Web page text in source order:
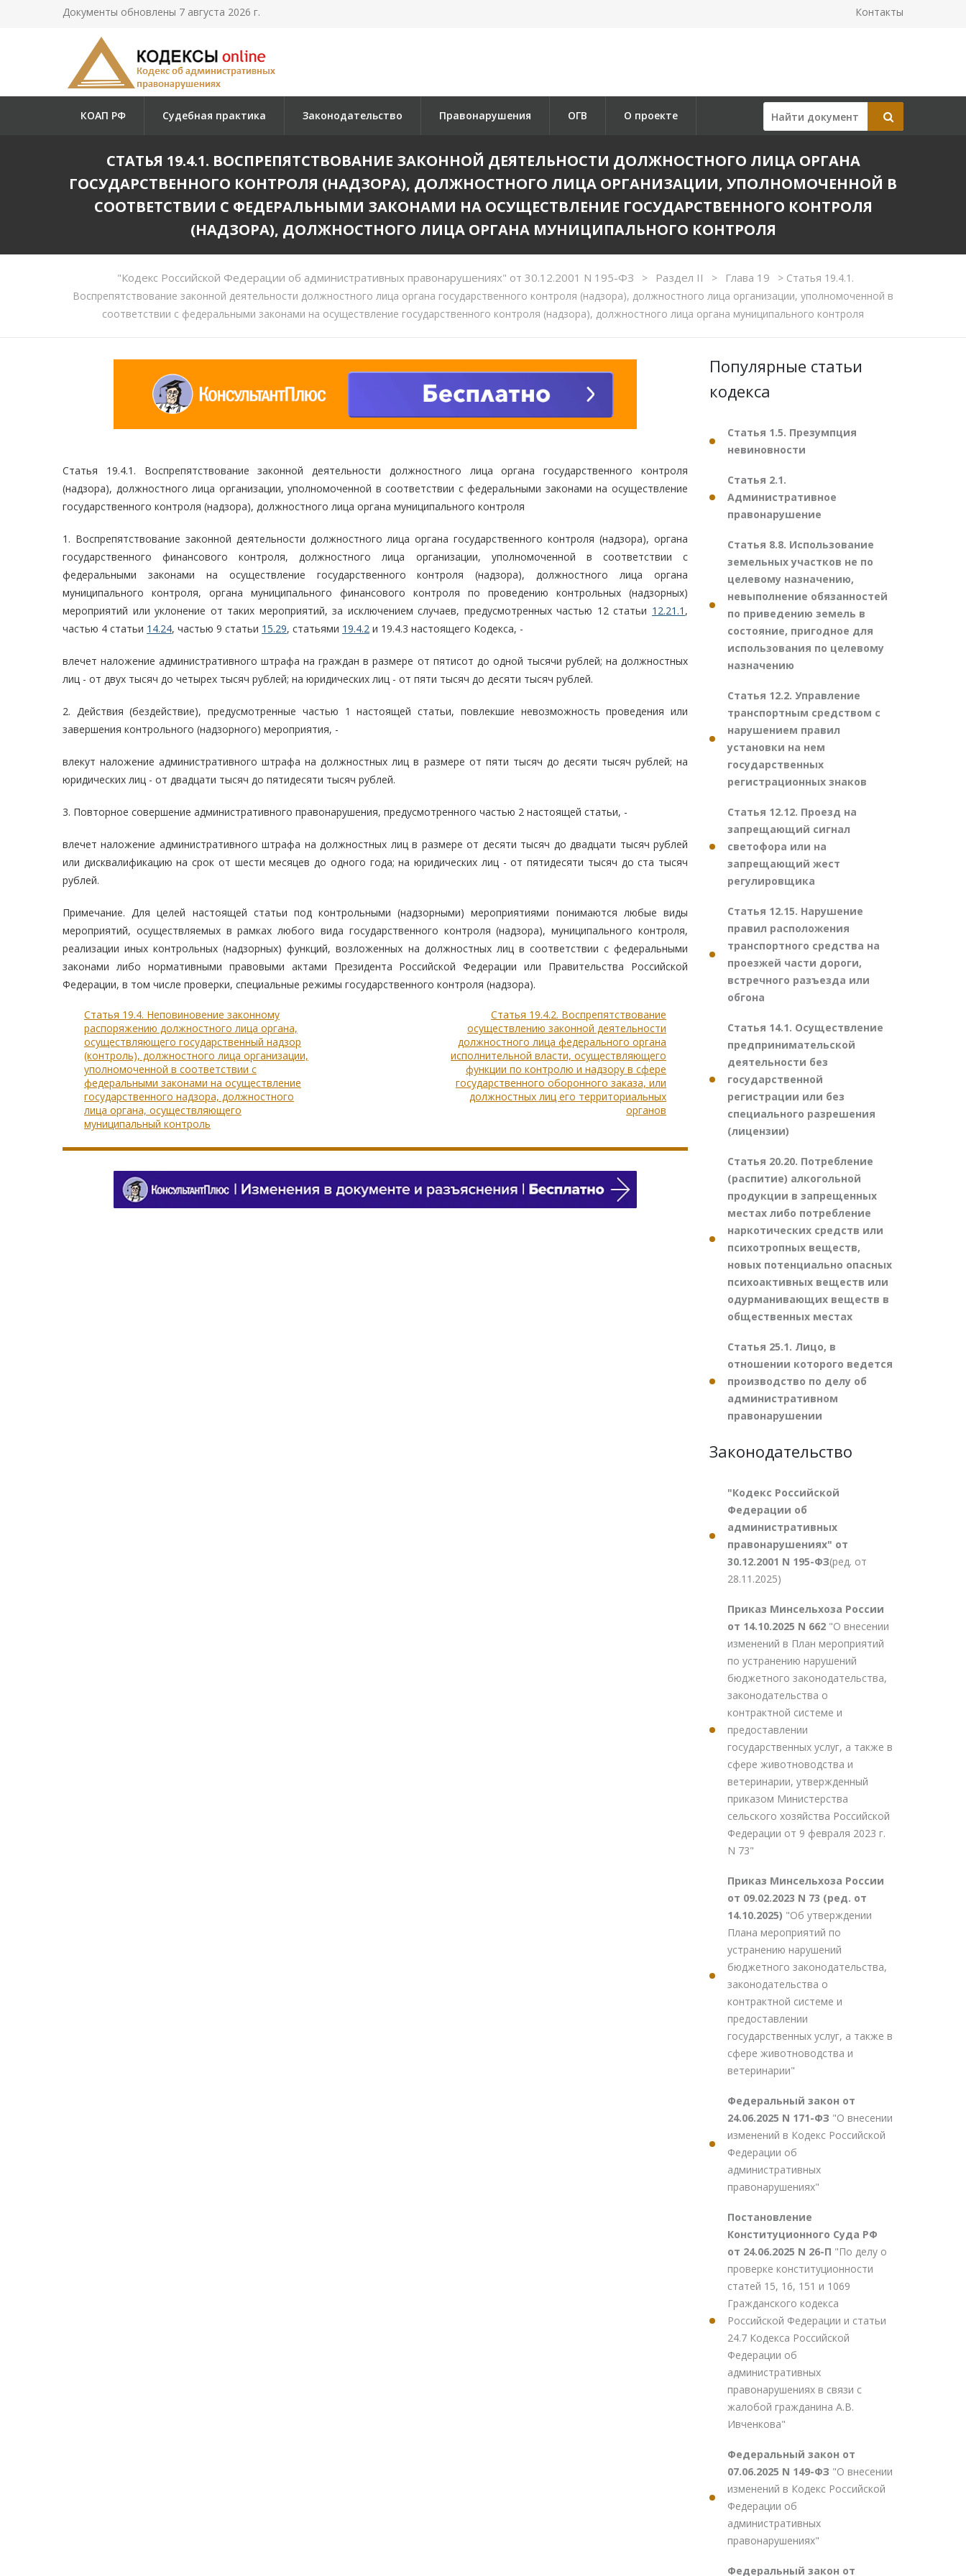
Документы обновлены 7 августа 2026 г. Контакты
КОАП РФ Судебная практика Законодательство Правонарушения ОГВ О проекте
СТАТЬЯ 19.4.1. ВОСПРЕПЯТСТВОВАНИЕ ЗАКОННОЙ ДЕЯТЕЛЬНОСТИ ДОЛЖНОСТНОГО ЛИЦА ОРГАНА
ГОСУДАРСТВЕННОГО КОНТРОЛЯ (НАДЗОРА), ДОЛЖНОСТНОГО ЛИЦА ОРГАНИЗАЦИИ, УПОЛНОМОЧЕННОЙ В
СООТВЕТСТВИИ С ФЕДЕРАЛЬНЫМИ ЗАКОНАМИ НА ОСУЩЕСТВЛЕНИЕ ГОСУДАРСТВЕННОГО КОНТРОЛЯ
(НАДЗОРА), ДОЛЖНОСТНОГО ЛИЦА ОРГАНА МУНИЦИПАЛЬНОГО КОНТРОЛЯ
"Кодекс Российской Федерации об административных правонарушениях" от 30.12.2001 N 195-ФЗ > Раздел II > Глава 19 > Статья 19.4.1.
Воспрепятствование законной деятельности должностного лица органа государственного контроля (надзора), должностного лица организации, уполномоченной в
соответствии с федеральными законами на осуществление государственного контроля (надзора), должностного лица органа муниципального контроля
Статья 19.4.1. Воспрепятствование законной деятельности должностного лица органа государственного контроля
(надзора), должностного лица организации, уполномоченной в соответствии с федеральными законами на осуществление
государственного контроля (надзора), должностного лица органа муниципального контроля
1. Воспрепятствование законной деятельности должностного лица органа государственного контроля (надзора), органа
государственного финансового контроля, должностного лица организации, уполномоченной в соответствии с
федеральными законами на осуществление государственного контроля (надзора), должностного лица органа
муниципального контроля, органа муниципального финансового контроля по проведению контрольных (надзорных)
мероприятий или уклонение от таких мероприятий, за исключением случаев, предусмотренных частью 12 статьи 12.21.1 ,
частью 4 статьи 14.24, частью 9 статьи 15.29, статьями 19.4.2 и 19.4.3 настоящего Кодекса, -
влечет наложение административного штрафа на граждан в размере от пятисот до одной тысячи рублей; на должностных
лиц - от двух тысяч до четырех тысяч рублей; на юридических лиц - от пяти тысяч до десяти тысяч рублей.
2. Действия (бездействие), предусмотренные частью 1 настоящей статьи, повлекшие невозможность проведения или
завершения контрольного (надзорного) мероприятия, -
влекут наложение административного штрафа на должностных лиц в размере от пяти тысяч до десяти тысяч рублей; на
юридических лиц - от двадцати тысяч до пятидесяти тысяч рублей.
3. Повторное совершение административного правонарушения, предусмотренного частью 2 настоящей статьи, -
влечет наложение административного штрафа на должностных лиц в размере от десяти тысяч до двадцати тысяч рублей
или дисквалификацию на срок от шести месяцев до одного года; на юридических лиц - от пятидесяти тысяч до ста тысяч
рублей.
Примечание. Для целей настоящей статьи под контрольными (надзорными) мероприятиями понимаются любые виды
мероприятий, осуществляемых в рамках любого вида государственного контроля (надзора), муниципального контроля,
реализации иных контрольных (надзорных) функций, возложенных на должностных лиц в соответствии с федеральными
законами либо нормативными правовыми актами Президента Российской Федерации или Правительства Российской
Федерации, в том числе проверки, специальные режимы государственного контроля (надзора).
Статья 19.4. Неповиновение законному
распоряжению должностного лица органа,
осуществляющего государственный надзор
(контроль), должностного лица организации,
уполномоченной в соответствии с
федеральными законами на осуществление
государственного надзора, должностного
лица органа, осуществляющего
муниципальный контроль
Статья 19.4.2. Воспрепятствование
осуществлению законной деятельности
должностного лица федерального органа
исполнительной власти, осуществляющего
функции по контролю и надзору в сфере
государственного оборонного заказа, или
должностных лиц его территориальных
органов
Популярные статьи
кодекса
Статья 1.5. Презумпция
невиновности
Статья 2.1.
Административное
правонарушение
Статья 8.8. Использование
земельных участков не по
целевому назначению,
невыполнение обязанностей
по приведению земель в
состояние, пригодное для
использования по целевому
назначению
Статья 12.2. Управление
транспортным средством с
нарушением правил
установки на нем
государственных
регистрационных знаков
Статья 12.12. Проезд на
запрещающий сигнал
светофора или на
запрещающий жест
регулировщика
Статья 12.15. Нарушение
правил расположения
транспортного средства на
проезжей части дороги,
встречного разъезда или
обгона
Статья 14.1. Осуществление
предпринимательской
деятельности без
государственной
регистрации или без
специального разрешения
(лицензии)
Статья 20.20. Потребление
(распитие) алкогольной
продукции в запрещенных
местах либо потребление
наркотических средств или
психотропных веществ,
новых потенциально опасных
психоактивных веществ или
одурманивающих веществ в
общественных местах
Статья 25.1. Лицо, в
отношении которого ведется
производство по делу об
административном
правонарушении
Законодательство
"Кодекс Российской
Федерации об
административных
правонарушениях" от
30.12.2001 N 195-ФЗ(ред. от
28.11.2025)
Приказ Минсельхоза России
от 14.10.2025 N 662 "О внесении
изменений в План мероприятий
по устранению нарушений
бюджетного законодательства,
законодательства о
контрактной системе и
предоставлении
государственных услуг, а также в
сфере животноводства и
ветеринарии, утвержденный
приказом Министерства
сельского хозяйства Российской
Федерации от 9 февраля 2023 г.
N 73"
Приказ Минсельхоза России
от 09.02.2023 N 73 (ред. от
14.10.2025) "Об утверждении
Плана мероприятий по
устранению нарушений
бюджетного законодательства,
законодательства о
контрактной системе и
предоставлении
государственных услуг, а также в
сфере животноводства и
ветеринарии"
Федеральный закон от
24.06.2025 N 171-ФЗ "О внесении
изменений в Кодекс Российской
Федерации об
административных
правонарушениях"
Постановление
Конституционного Суда РФ
от 24.06.2025 N 26-П "По делу о
проверке конституционности
статей 15, 16, 151 и 1069
Гражданского кодекса
Российской Федерации и статьи
24.7 Кодекса Российской
Федерации об
административных
правонарушениях в связи с
жалобой гражданина А.В.
Ивченкова"
Федеральный закон от
07.06.2025 N 149-ФЗ "О внесении
изменений в Кодекс Российской
Федерации об
административных
правонарушениях"
Федеральный закон от